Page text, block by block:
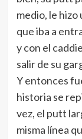
medio, le
que iba a
y con el
salir de su
Y entonces
historia se
vez, el putt
misma línea